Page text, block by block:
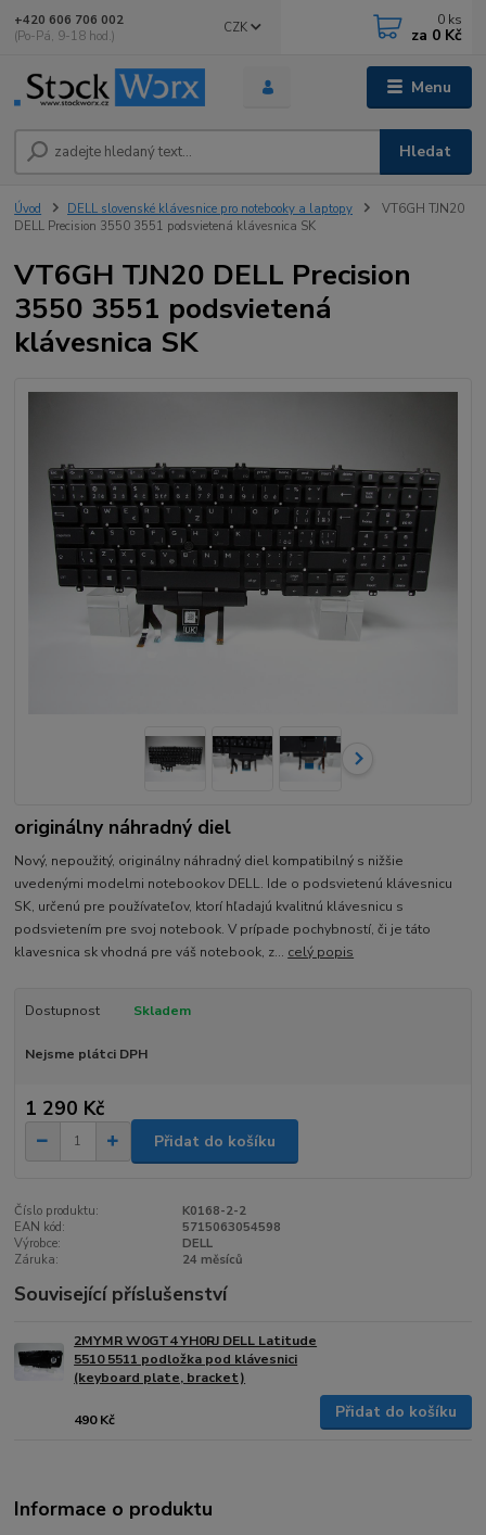
Menu
CZK
Hledat
+420 606 706 002
(Po-Pá, 9-18 hod.)
0 ks
za 0 Kč
Úvod DELL slovenské klávesnice pro notebooky a laptopy
VT6GH TJN20
DELL Precision 3550 3551 podsvietená klávesnica SK
VT6GH TJN20 DELL Precision
3550 3551 podsvietená
klávesnica SK
originálny náhradný diel
Nový, nepoužitý, originálny náhradný diel kompatibilný s nižšie
uvedenými modelmi notebookov DELL. Ide o podsvietenú klávesnicu
SK, určenú pre používateľov, ktorí hľadajú kvalitnú klávesnicu s
podsvietením pre svoj notebook. V prípade pochybností, či je táto
klavesnica sk vhodná pre váš notebook, z... celý popis
Dostupnost Skladem
Nejsme plátci DPH
1 290 Kč
Přidat do košíku
Číslo produktu:
K0168-2-2
EAN kód:
5715063054598
Výrobce:
DELL
Záruka:
24 měsíců
Související příslušenství
2MYMR W0GT4 YH0RJ DELL Latitude
5510 5511 podložka pod klávesnici
(keyboard plate, bracket)
490 Kč Přidat do košíku
Informace o produktu